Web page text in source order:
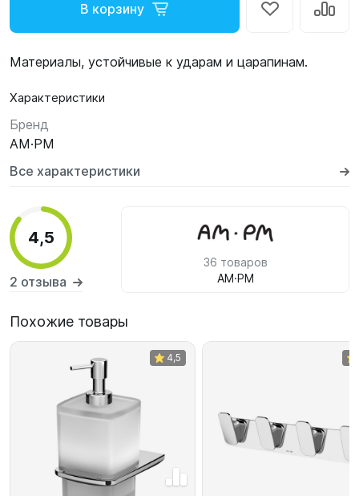
В корзину
Материалы, устойчивые к ударам и царапинам.
Характеристики
Бренд
AM·PM
Все характеристики
4,5
2 отзыва
36 товаров
AM·PM
Похожие товары
4,5